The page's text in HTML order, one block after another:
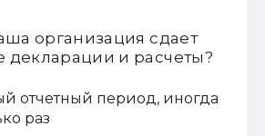
организация сдает
декларации и расчеты?
отчетный период, иногда
раз